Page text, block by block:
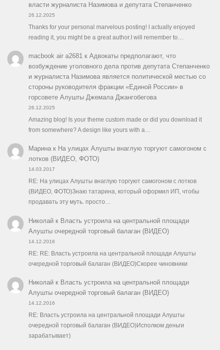
власти журналиста Назимова и депутата Степанченко
26.12.2025
Thanks for your personal marvelous posting! I actually enjoyed
reading it, you might be a great author.I will remember to…
macbook air a2681 к Адвокаты предполагают, что
возбуждение уголовного дела против депутата Степанченко
и журналиста Назимова является политической местью со
стороны руководителя фракции «Единой России» в
горсовете Алушты Джемала Джангобегова
26.12.2025
Amazing blog! Is your theme custom made or did you download it
from somewhere? A design like yours with a…
Маринак На улицах Алушты внаглую торгуют самогоном с
лотков (ВИДЕО, ФОТО)
14.03.2017
RE: На улицах Алушты внаглую торгуют самогоном с лотков
(ВИДЕО, ФОТО)Знаю татарина, который оформил ИП, чтобы
продавать эту муть. просто…
Николайк Власть устроила на центральной площади
Алушты очередной торговый балаган (ВИДЕО)
14.12.2016
RE: RE: Власть устроила на центральной площади Алушты
очередной торговый балаган (ВИДЕО)Скорее чиновники
Николайк Власть устроила на центральной площади
Алушты очередной торговый балаган (ВИДЕО)
14.12.2016
RE: Власть устроила на центральной площади Алушты
очередной торговый балаган (ВИДЕО)Исполком деньги
зарабатывает)